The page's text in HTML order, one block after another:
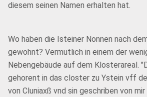
diesem seinen Namen erhalten hat.
Wo haben die Isteiner Nonnen nach
gewohnt? Vermutlich in einem der
Nebengebäude auf dem Klosterareal.
gehorent in das closter zu Ystein vff
von Cluniaxß vnd sin geschriben von